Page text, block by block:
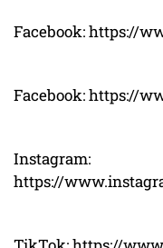
Facebook: https://
Facebook: https://
Instagram:
https://